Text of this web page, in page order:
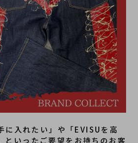
に入れたい」や「EVISUを高
といったご要望をお持ちのお客